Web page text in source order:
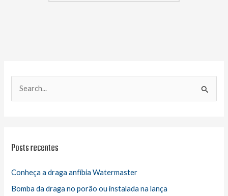
u
s
a
Posts recentes
Conheça a draga anfíbia Watermaster
Bomba da draga no porão ou instalada na lança